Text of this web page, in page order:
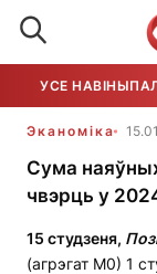
УСЕ НАВІНЫ
Эканоміка
Сума
чвэрць у
15 студзеня,
(агрэгат М0) 1